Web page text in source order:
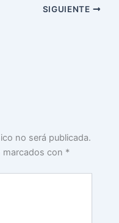
SIGUIENTE
no será publicada.
con *